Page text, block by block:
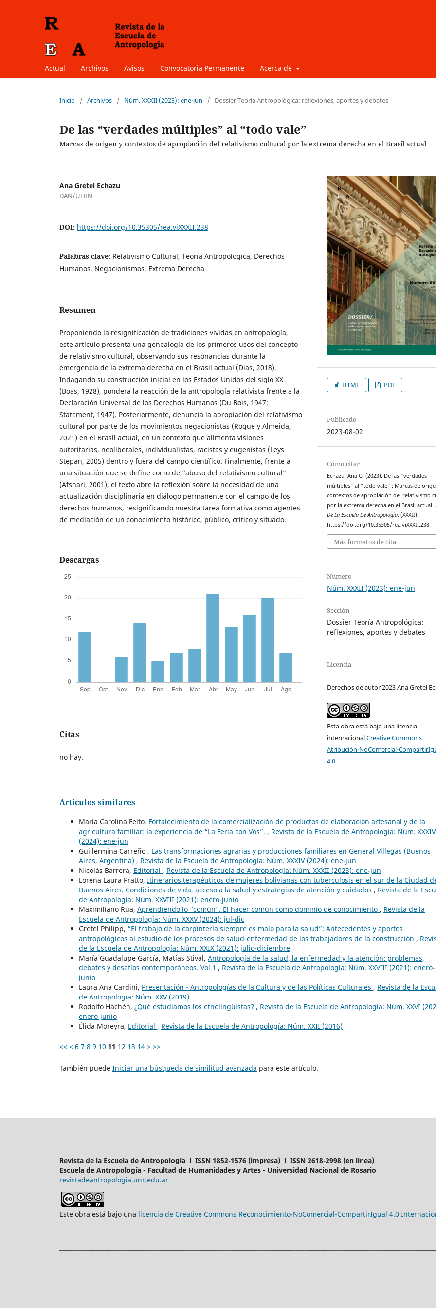
Actual Archivos Avisos Convocatoria Permanente Acerca de
Inicio / Archivos / Núm. XXXII (2023): ene-jun / Dossier Teoría Antropológica: reflexiones, aportes y debates
De las “verdades múltiples” al “todo vale”
Marcas de origen y contextos de apropiación del relativismo cultural por la extrema derecha en el Brasil actual
​Ana Gretel Echazu
DAN/UFRN
DOI: https://doi.org/10.35305/rea.viXXXII.238
Palabras clave: Relativismo Cultural, Teoría Antropológica, Derechos
Humanos, Negacionismos, Extrema Derecha
Resumen
Proponiendo la resignificación de tradiciones vividas en antropología,
este artículo presenta una genealogía de los primeros usos del concepto
de relativismo cultural, observando sus resonancias durante la
emergencia de la extrema derecha en el Brasil actual (Dias, 2018).
Indagando su construcción inicial en los Estados Unidos del siglo XX
(Boas, 1928), pondera la reacción de la antropología relativista frente a la
Declaración Universal de los Derechos Humanos (Du Bois, 1947;
Statement, 1947). Posteriormente, denuncia la apropiación del relativismo
cultural por parte de los movimientos negacionistas (Roque y Almeida,
2021) en el Brasil actual, en un contexto que alimenta visiones
autoritarias, neoliberales, individualistas, racistas y eugenistas (Leys
Stepan, 2005) dentro y fuera del campo científico. Finalmente, frente a
una situación que se define como de “abuso del relativismo cultural”
(Afshari, 2001), el texto abre la reflexión sobre la necesidad de una
actualización disciplinaria en diálogo permanente con el campo de los
derechos humanos, resignificando nuestra tarea formativa como agentes
de mediación de un conocimiento histórico, público, crítico y situado.
Descargas
Citas
no hay.
HTML PDF
Publicado
2023-08-02
Cómo citar
Echazu, ​Ana G. (2023). De las “verdades
múltiples” al “todo vale” : Marcas de
contextos de apropiación del relativismo
por la extrema derecha en el Brasil actual.
De La Escuela De Antropología, (XXXII).
https://doi.org/10.35305/rea.viXXXII.238
Más formatos de cita
Número
Núm. XXXII (2023): ene-jun
Sección
Dossier Teoría Antropológica:
reflexiones, aportes y debates
Licencia
Derechos de autor 2023 ​Ana Gretel
Esta obra está bajo una licencia
internacionalCreative Commons
Atribución-NoComercial-
4.0.
Artículos similares
María Carolina Feito, Fortalecimiento de la comercialización de productos de elaboración artesanal y de la
agricultura familiar: la experiencia de “La Feria con Vos”. , Revista de la Escuela de Antropología: Núm. XXXIV
(2024): ene-jun
Guillermina Carreño , Las transformaciones agrarias y producciones familiares en General Villegas (Buenos
Aires, Argentina) , Revista de la Escuela de Antropología: Núm. XXXIV (2024): ene-jun
Nicolás Barrera, Editorial , Revista de la Escuela de Antropología: Núm. XXXII (2023): ene-jun
Lorena Laura Pratto, Itinerarios terapéuticos de mujeres bolivianas con tuberculosis en el sur de la Ciudad
Buenos Aires. Condiciones de vida, acceso a la salud y estrategias de atención y cuidados , Revista de la
de Antropología: Núm. XXVIII (2021): enero-junio
Maximiliano Rúa, Aprendiendo lo “común”. El hacer común como dominio de conocimiento , Revista de la
Escuela de Antropología: Núm. XXXV (2024): jul-dic
Gretel Philipp, “El trabajo de la carpintería siempre es malo para la salud”: Antecedentes y aportes
antropológicos al estudio de los procesos de salud-enfermedad de los trabajadores de la construcción ,
de la Escuela de Antropología: Núm. XXIX (2021): julio-diciembre
María Guadalupe García, Matías Stival, Antropología de la salud, la enfermedad y la atención: problemas,
debates y desafíos contemporáneos. Vol 1 , Revista de la Escuela de Antropología: Núm. XXVIII (2021): enero-
junio
Laura Ana Cardini, Presentación - Antropologías de la Cultura y de las Políticas Culturales , Revista de la
de Antropología: Núm. XXV (2019)
Rodolfo Hachén, ¿Qué estudiamos los etnolingüistas? , Revista de la Escuela de Antropología: Núm. XXVI
enero-junio
Élida Moreyra, Editorial , Revista de la Escuela de Antropología: Núm. XXII (2016)
<< < 6 7 8 9 10 11 12 13 14 > >>
También puede Iniciar una búsqueda de similitud avanzada para este artículo.
Revista de la Escuela de Antropología l ISSN 1852-1576 (impresa) l ISSN 2618-2998 (en línea)
Escuela de Antropología - Facultad de Humanidades y Artes - Universidad Nacional de Rosario
revistadeantropologia.unr.edu.ar
Este obra está bajo una licencia de Creative Commons Reconocimiento-NoComercial-CompartirIgual 4.0